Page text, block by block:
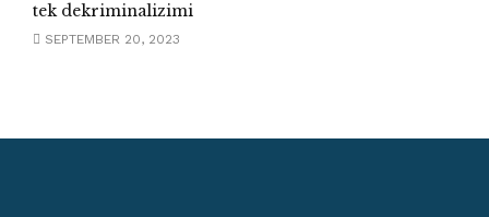
tek dekriminalizimi
SEPTEMBER 20, 2023